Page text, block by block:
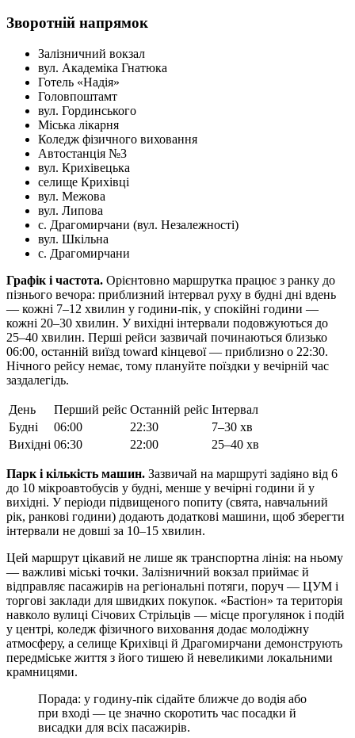
Зворотній напрямок
Залізничний вокзал
вул. Академіка Гнатюка
Готель «Надія»
Головпоштамт
вул. Гординського
Міська лікарня
Коледж фізичного виховання
Автостанція №3
вул. Крихівецька
селище Крихівці
вул. Межова
вул. Липова
с. Драгомирчани (вул. Незалежності)
вул. Шкільна
с. Драгомирчани
Графік і частота. Орієнтовно маршрутка працює з ранку до
пізнього вечора: приблизний інтервал руху в будні дні вдень
— кожні 7–12 хвилин у години-пік, у спокійні години —
кожні 20–30 хвилин. У вихідні інтервали подовжуються до
25–40 хвилин. Перші рейси зазвичай починаються близько
06:00, останній виїзд toward кінцевої — приблизно о 22:30.
Нічного рейсу немає, тому плануйте поїздки у вечірній час
заздалегідь.
День Перший рейс Останній рейс Інтервал
Будні
06:00 22:30
7–30 хв
Вихідні 06:30 22:00 25–40 хв
Парк і кількість машин. Зазвичай на маршруті задіяно від 6
до 10 мікроавтобусів у будні, менше у вечірні години й у
вихідні. У періоди підвищеного попиту (свята, навчальний
рік, ранкові години) додають додаткові машини, щоб зберегти
інтервали не довші за 10–15 хвилин.
Цей маршрут цікавий не лише як транспортна лінія: на ньому
— важливі міські точки. Залізничний вокзал приймає й
відправляє пасажирів на регіональні потяги, поруч — ЦУМ і
торгові заклади для швидких покупок. «Бастіон» та територія
навколо вулиці Січових Стрільців — місце прогулянок і подій
у центрі, коледж фізичного виховання додає молодіжну
атмосферу, а селище Крихівці й Драгомирчани демонструють
передміське життя з його тишею й невеликими локальними
крамницями.
Порада: у годину-пік сідайте ближче до водія або
при вході — це значно скоротить час посадки й
висадки для всіх пасажирів.